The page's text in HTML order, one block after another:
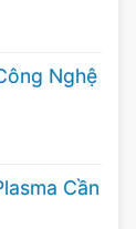
Nghệ
Cần